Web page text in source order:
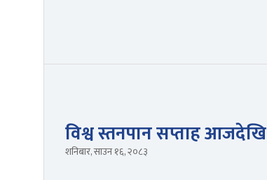
विश्व स्तनपान सप्ताह आजदेखि
शनिबार, साउन १६, २०८३